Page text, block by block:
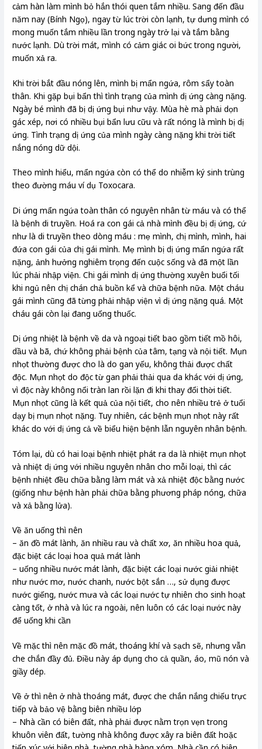
cảm hàn làm mình bỏ hắn thói quen tắm nhiều. Sang đến đầu
năm nay (Bính Ngọ), ngay từ lúc trời còn lạnh, tự dưng mình có
mong muốn tắm nhiều lần trong ngày trở lại và tắm bằng
nước lạnh. Dù trời mát, mình có cảm giác oi bức trong người,
muốn xả ra.
Khi trời bắt đầu nóng lên, mình bị mẩn ngứa, rôm sẩy toàn
thân. Khi gặp bụi bẩn thì tình trạng của mình dị ứng càng nặng.
Ngày bé mình đã bị dị ứng bụi như vậy. Mùa hè mà phải dọn
gác xép, nơi có nhiều bụi bẩn lưu cữu và rất nóng là mình bị dị
ứng. Tình trạng dị ứng của mình ngày càng nặng khi trời tiết
nắng nóng dữ dội.
Theo mình hiểu, mẩn ngứa còn có thể do nhiễm ký sinh trùng
theo đường máu ví dụ Toxocara.
Di ứng mẩn ngứa toàn thân có nguyên nhân từ máu và có thể
là bệnh di truyền. Hoá ra con gái cả nhà mình đều bị dị ứng, cứ
như là di truyền theo dòng máu : mẹ mình, chị mình, mình, hai
đứa con gái của chị gái mình. Mẹ mình bị dị ứng mẩn ngứa rất
nặng, ảnh hưởng nghiêm trọng đến cuộc sống và đã một lần
lúc phải nhập viện. Chi gái mình dị ứng thường xuyên buổi tối
khi ngủ nên chị chán chả buồn kể và chữa bệnh nữa. Một cháu
gái mình cũng đã từng phải nhập viện vì dị ứng nặng quá. Một
cháu gái còn lại đang uống thuốc.
Dị ứng nhiệt là bệnh về da và ngoại tiết bao gồm tiết mồ hôi,
dầu và bã, chứ không phải bệnh của tâm, tạng và nội tiết. Mụn
nhọt thường được cho là do gan yếu, không thải được chất
độc. Mụn nhọt do độc từ gan phải thải qua da khác với dị ứng,
vì độc này không nổi tràn lan rồi lặn đi khi thay đổi thời tiết.
Mụn nhọt cũng là kết quả của nội tiết, cho nên nhiều trẻ ở tuổi
dạy bị mụn nhọt nặng. Tuy nhiên, các bệnh mụn nhọt này rất
khác do với dị ứng cả về biểu hiện bệnh lẫn nguyên nhân bệnh.
Tóm lại, dù có hai loại bệnh nhiệt phát ra da là nhiệt mụn nhọt
và nhiệt dị ứng với nhiều nguyên nhân cho mỗi loại, thì các
bệnh nhiệt đều chữa bằng làm mát và xả nhiệt độc bằng nước
(giống như bệnh hàn phải chữa bằng phương pháp nóng, chữa
và xả bằng lửa).
Về ăn uống thì nên
– ăn đồ mát lành, ăn nhiều rau và chất xơ, ăn nhiều hoa quả,
đặc biệt các loại hoa quả mát lành
– uống nhiều nước mát lành, đặc biệt các loại nước giải nhiệt
như nước mơ, nước chanh, nước bột sắn …, sử dụng được
nước giếng, nước mưa và các loại nước tự nhiên cho sinh hoạt
càng tốt, ở nhà và lúc ra ngoài, nên luôn có các loại nước này
để uống khi cần
Về mặc thì nên mặc đồ mát, thoáng khí và sạch sẽ, nhưng vẫn
che chắn đầy đủ. Điều này áp dụng cho cả quần, áo, mũ nón và
giầy dép.
Về ở thì nên ở nhà thoáng mát, được che chắn nắng chiếu trực
tiếp và bảo vệ bằng biên nhiều lớp
– Nhà cần có biên đất, nhà phải được nằm trọn vẹn trong
khuôn viên đất, tường nhà không được xây ra biên đất hoặc